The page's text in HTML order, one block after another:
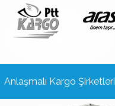
Anlaşmalı Kargo Şirketleri